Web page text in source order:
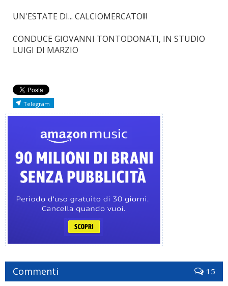
UN'ESTATE DI... CALCIOMERCATO!!!
CONDUCE GIOVANNI TONTODONATI, IN STUDIO
LUIGI DI MARZIO
Telegram
Commenti 15